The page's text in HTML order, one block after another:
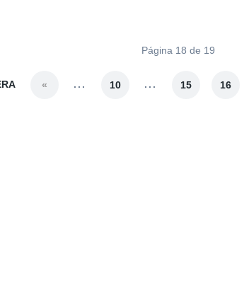
Página 18 de 19
« ... 10 ... 15 16